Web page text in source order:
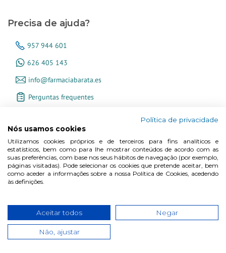
Precisa de ajuda?
957 944 601
626 405 143
info@farmaciabarata.es
Perguntas frequentes
Informação
Quem somos
Blogue
Política de privacidade
Nós usamos cookies
Utilizamos cookies próprios e de terceiros para fins analíticos e
estatísticos, bem como para lhe mostrar conteúdos de acordo com as
suas preferências, com base nos seus hábitos de navegação (por exemplo,
páginas visitadas). Pode selecionar os cookies que pretende aceitar, bem
como aceder a informações sobre a nossa Política de Cookies, acedendo
às definições.
Aceitar todos Negar
Não, ajustar